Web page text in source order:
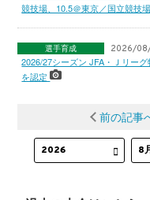
競技場、10.5＠東京／国立競技
選手育成 2026/
2026/27シーズン JFA・Ｊリー
を認定
前の記事